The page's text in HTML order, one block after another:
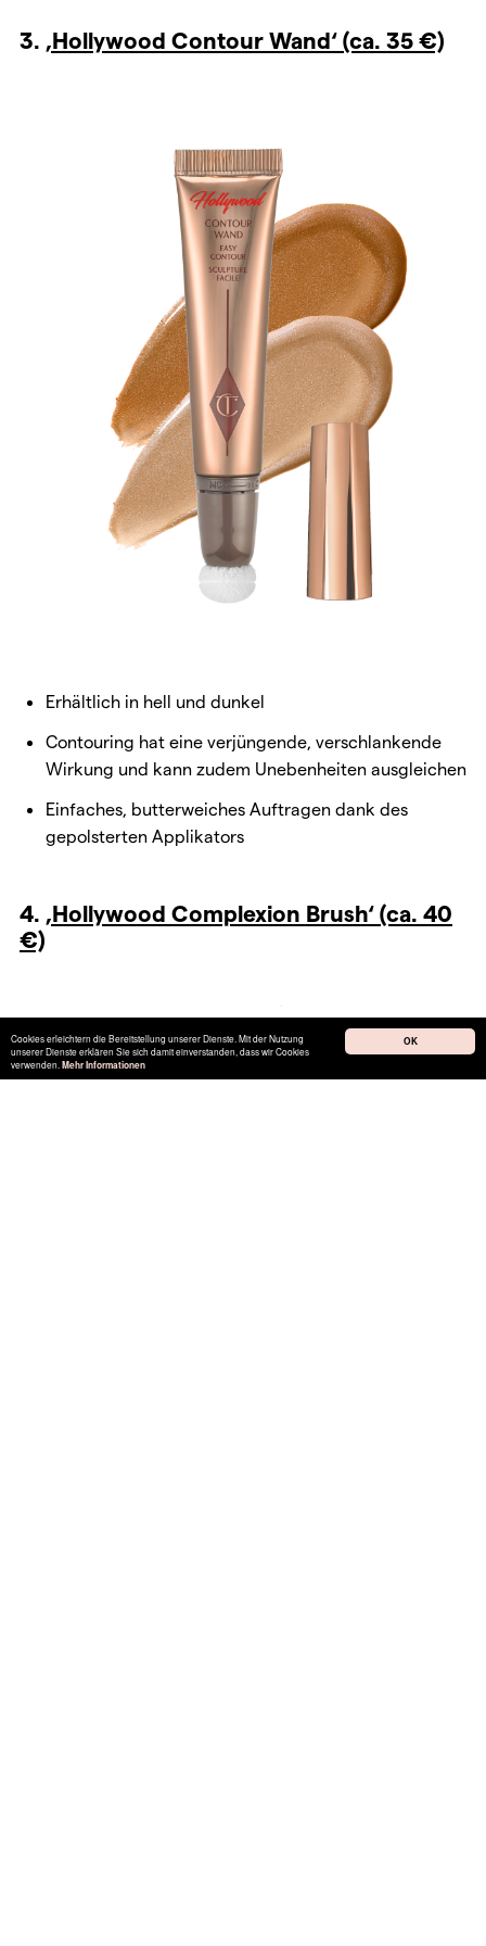
OK
Cookies erleichtern die Bereitstellung unserer Dienste. Mit der Nutzung
unserer Dienste erklären Sie sich damit einverstanden, dass wir Cookies
verwenden.Mehr Informationen
3. ‚Hollywood Contour Wand‘ (ca. 35 €)
Erhältlich in hell und dunkel
Contouring hat eine verjüngende, verschlankende
Wirkung und kann zudem Unebenheiten ausgleichen
Einfaches, butterweiches Auftragen dank des
gepolsterten Applikators
4. ‚Hollywood Complexion Brush‘ (ca. 40
€)